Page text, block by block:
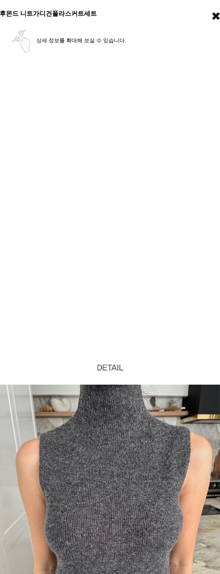
후몬드 니트가디건폴라스커트세트
상세 정보를 확대해 보실 수 있습니다.